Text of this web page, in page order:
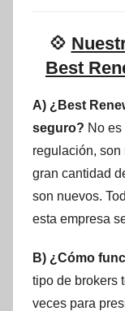
💠
Best
A) ¿Best
seguro? No
regulación, son
gran cantidad
son nuevos.
esta empresa
B) ¿Cómo
tipo de brokers
veces para